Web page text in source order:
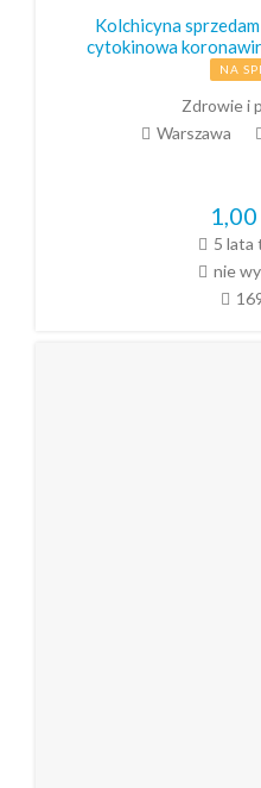
Kolchicyna
cytokinowa
NA
Zdrowie i
Warszawa
1,00
5 lata
nie